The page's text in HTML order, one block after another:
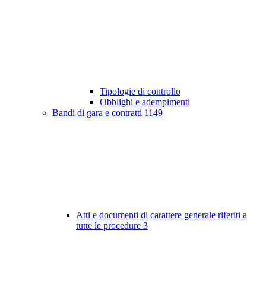
Tipologie di controllo
Obblighi e adempimenti
Bandi di gara e contratti 1149
Atti e documenti di carattere generale riferiti a
tutte le procedure 3